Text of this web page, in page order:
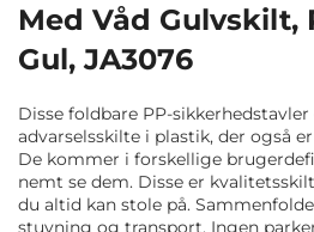
Med Våd Gulvskilt,
Gul, JA3076
Disse foldbare PP-
advarselsskilte i plastik, der også
De kommer i forskellige
nemt se dem. Disse er
du altid kan stole på.
stuvning og transport. Ingen